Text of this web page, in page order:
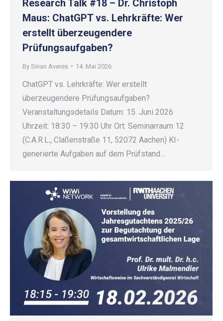
Research Talk #18 – Dr. Christoph
Maus: ChatGPT vs. Lehrkräfte: Wer
erstellt überzeugendere
Prüfungsaufgaben?
By Sinan Averes 14. Mai 2026
ChatGPT vs. Lehrkräfte: Wer erstellt
überzeugendere Prüfungsaufgaben?
Veranstaltungsdetails Datum: 15. Juni 2026
Uhrzeit: 18:30 – 19:30 Uhr Ort: Seminarraum 12
(C.A.R.L., Claßenstraße 11, 52072 Aachen) KI-
generierte Aufgaben auf dem Prüfstand…